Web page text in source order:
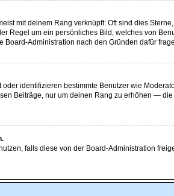
mit deinem Rang verknüpft: Oft sind dies
Regel um ein persönliches Bild, welches von
Administration nach den Gründen dafür
identifizieren bestimmte Benutzer wie
Beiträge, nur um deinen Rang zu erhöhen —
falls diese von der Board-Administration